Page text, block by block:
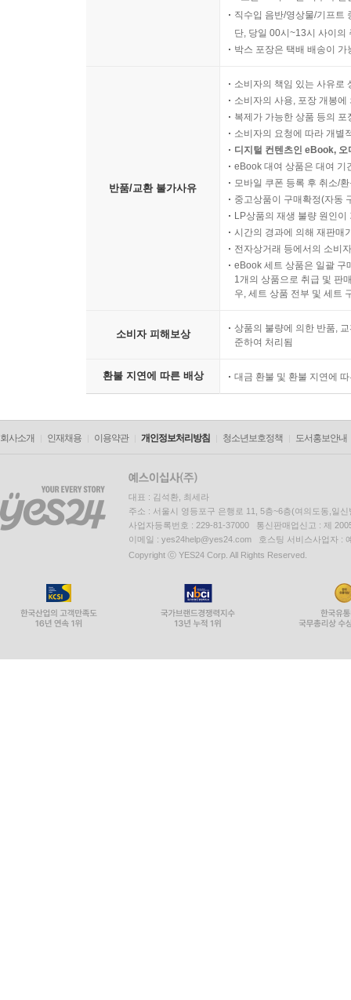
직수입 음반/영상물/기프트
단, 당일 00시~13시 사이의
박스 포장은 택배 배송이
반품/교환 불가사유
소비자의 책임 있는 사유로
소비자의 사용, 포장 개봉
복제가 가능한 상품 등의
소비자의 요청에 따라 개별
디지털 컨텐츠인 eBook,
eBook 대여 상품은 대여 기
모바일 쿠폰 등록 후 취소/
중고상품이 구매확정(자동
LP상품의 재생 불량 원인
시간의 경과에 의해 재판매
전자상거래 등에서의 소비
eBook 세트 상품은 일괄 구
1개의 상품으로 취급 및 판
우, 세트 상품 전부 및 세트
소비자 피해보상
상품의 불량에 의한 반품,
준하여 처리됨
환불 지연에 따른 배상 대금 환불 및 환불 지연에
회사소개 인재채용 이용약관 개인정보처리방침 청소년보호정책 도서홍보안내
대표 : 김석환, 최세라
주소 : 서울시 영등포구 은행로 11, 5층~6층(여의도동,일신
사업자등록번호 : 229-81-37000 통신판매업신고 : 제
이메일 : yes24help@yes24.com 호스팅 서비스사업자 :
Copyright ⓒ YES24 Corp. All Rights Reserved.